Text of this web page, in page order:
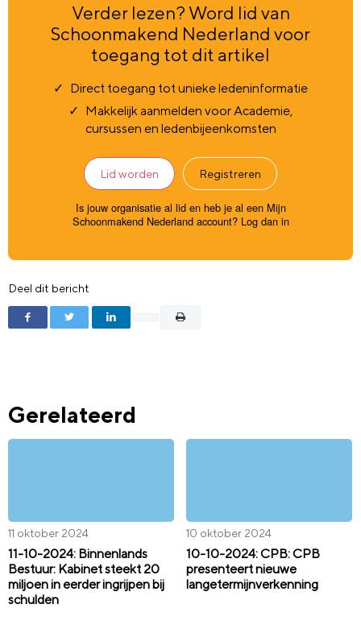
Verder lezen? Word lid van
Schoonmakend Nederland voor
toegang tot dit artikel
Direct toegang tot unieke ledeninformatie
Makkelijk aanmelden voor Academie,
cursussen en ledenbijeenkomsten
Lid worden Registreren
Is jouw organisatie al lid en heb je al een Mijn
Schoonmakend Nederland account? Log dan in
Deel dit bericht
Gerelateerd
11 oktober 2024
11-10-2024: Binnenlands
Bestuur: Kabinet steekt 20
miljoen in eerder ingrijpen bij
schulden
10 oktober 2024
10-10-2024: CPB: CPB
presenteert nieuwe
langetermijnverkenning